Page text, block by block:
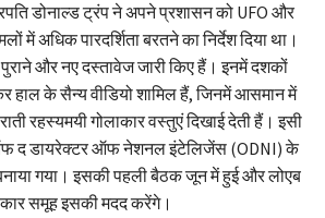
डोनाल्ड ट्रंप ने अपने प्रशासन को UFO और
में अधिक पारदर्शिता बरतने का निर्देश दिया था।
और नए दस्तावेज जारी किए हैं। इनमें दशकों
हाल के सैन्य वीडियो शामिल हैं, जिनमें आसमान में
रहस्यमयी गोलाकार वस्तुएं दिखाई देती हैं। इसी
द डायरेक्टर ऑफ नेशनल इंटेलिजेंस (ODNI) के
गया। इसकी पहली बैठक जून में हुई और लोएब
समूह इसकी मदद करेंगे।